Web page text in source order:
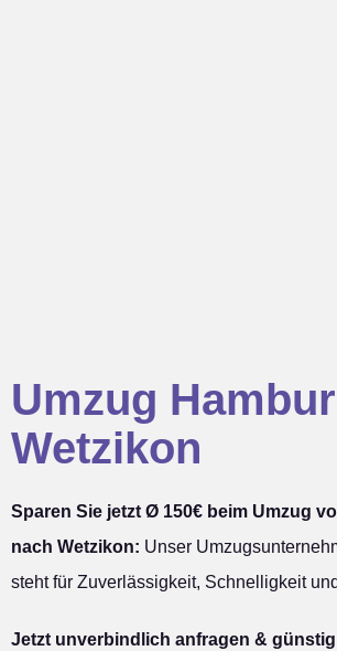
Umzug
Wetzikon
Sparen Sie jetzt Ø 150€ beim Umzug
nach Wetzikon: Unser
steht für Zuverlässigkeit, Schnelligkeit
Jetzt unverbindlich anfragen &